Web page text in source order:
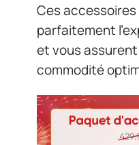
Ces
parfaitement
et vous
commodité